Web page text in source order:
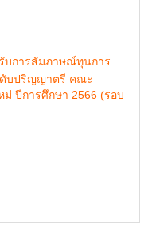
บการสัมภาษณ์ทุนการ
บปริญญาตรี คณะ
ปีการศึกษา 2566 (รอบ